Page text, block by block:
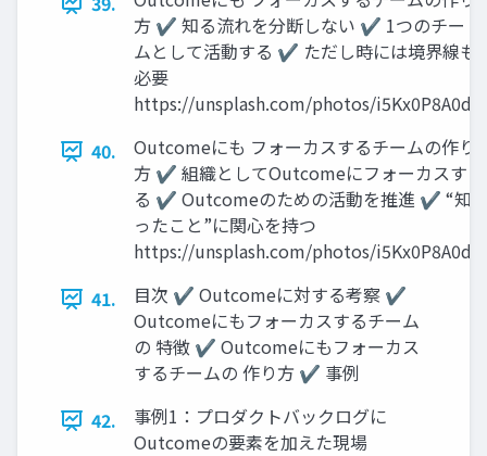
方 ✔ 知る流れを分断しない ✔ 1つのチー
ムとして活動する ✔ ただし時には境界線も
必要
https://unsplash.com/photos/i5Kx0P8A0d4
40.
Outcomeにも フォーカスするチームの作り
方 ✔ 組織としてOutcomeにフォーカスす
る ✔ Outcomeのための活動を推進 ✔ “知
ったこと”に関心を持つ
https://unsplash.com/photos/i5Kx0P8A0d4
41.
目次 ✔ Outcomeに対する考察 ✔
Outcomeにもフォーカスするチーム
の 特徴 ✔ Outcomeにもフォーカス
するチームの 作り方 ✔ 事例
42.
事例1：プロダクトバックログに
Outcomeの要素を加えた現場